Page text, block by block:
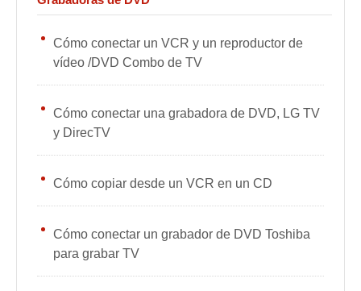
Cómo conectar un VCR y un reproductor de
vídeo /DVD Combo de TV
Cómo conectar una grabadora de DVD, LG TV
y DirecTV
Cómo copiar desde un VCR en un CD
Cómo conectar un grabador de DVD Toshiba
para grabar TV